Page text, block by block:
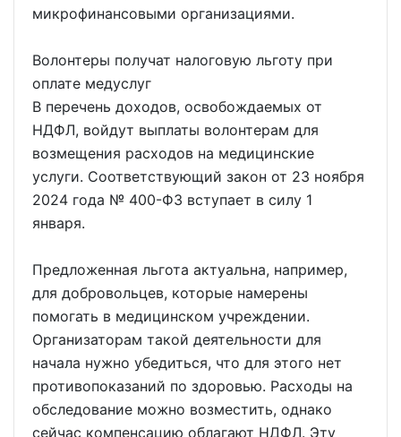
микрофинансовыми организациями.
Волонтеры получат налоговую льготу при
оплате медуслуг
В перечень доходов, освобождаемых от
НДФЛ, войдут выплаты волонтерам для
возмещения расходов на медицинские
услуги. Соответствующий закон от 23 ноября
2024 года № 400-ФЗ вступает в силу 1
января.
Предложенная льгота актуальна, например,
для добровольцев, которые намерены
помогать в медицинском учреждении.
Организаторам такой деятельности для
начала нужно убедиться, что для этого нет
противопоказаний по здоровью. Расходы на
обследование можно возместить, однако
сейчас компенсацию облагают НДФЛ. Эту